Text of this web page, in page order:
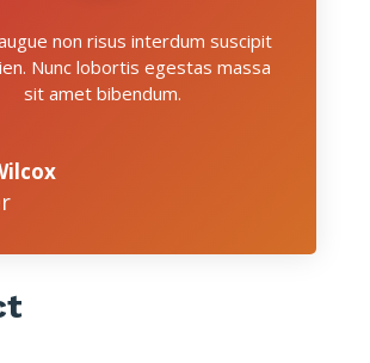
non risus interdum suscipit
Nunc lobortis egestas massa
sit amet bibendum.